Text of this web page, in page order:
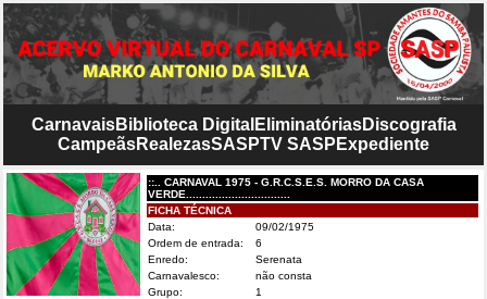
CarnavaisBiblioteca Digital EliminatóriasDiscografia
CampeãsRealezasSASPTV SASP Expediente
::.. CARNAVAL 1975 - G.R.C.S.E.S. MORRO DA CASA
VERDE................................
FICHA TÉCNICA
Data:
09/02/1975
Ordem de entrada:
6
Enredo:
Serenata
Carnavalesco:
não consta
Grupo:
1